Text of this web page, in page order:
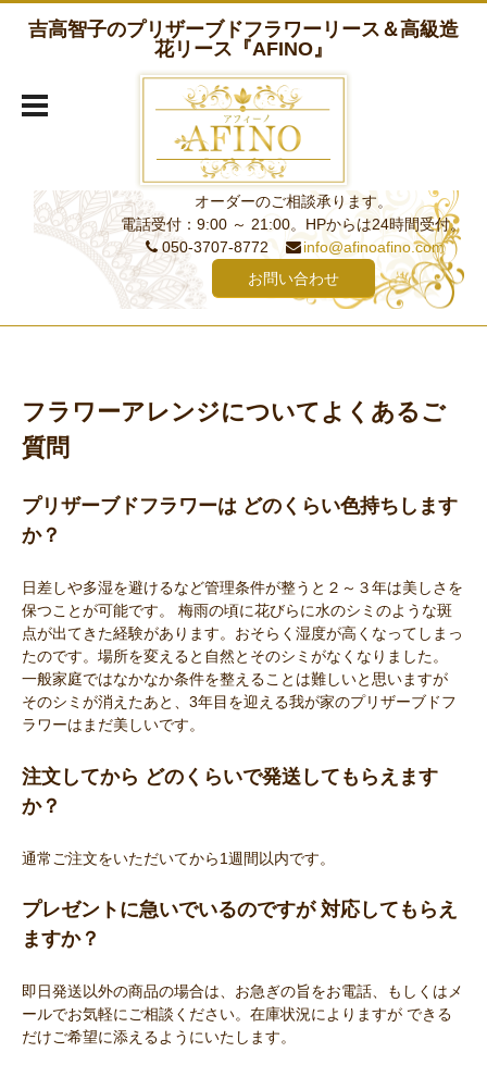
吉高智子のプリザーブドフラワーリース＆高級造
花リース『AFINO』
オーダーのご相談承ります。
電話受付：9:00 ～ 21:00。HPからは24時間受付。
050-3707-8772
info@afinoafino.com
お問い合わせ
フラワーアレンジについてよくあるご
質問
プリザーブドフラワーは どのくらい色持ちします
か？
日差しや多湿を避けるなど管理条件が整うと２～３年は美しさを
保つことが可能です。 梅雨の頃に花びらに水のシミのような斑
点が出てきた経験があります。おそらく湿度が高くなってしまっ
たのです。場所を変えると自然とそのシミがなくなりました。
一般家庭ではなかなか条件を整えることは難しいと思いますが
そのシミが消えたあと、3年目を迎える我が家のプリザーブドフ
ラワーはまだ美しいです。
注文してから どのくらいで発送してもらえます
か？
通常ご注文をいただいてから1週間以内です。
プレゼントに急いでいるのですが 対応してもらえ
ますか？
即日発送以外の商品の場合は、お急ぎの旨をお電話、もしくはメ
ールでお気軽にご相談ください。在庫状況によりますが できる
だけご希望に添えるようにいたします。